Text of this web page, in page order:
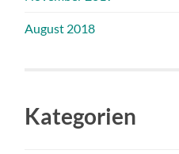
August 2018
Kategorien